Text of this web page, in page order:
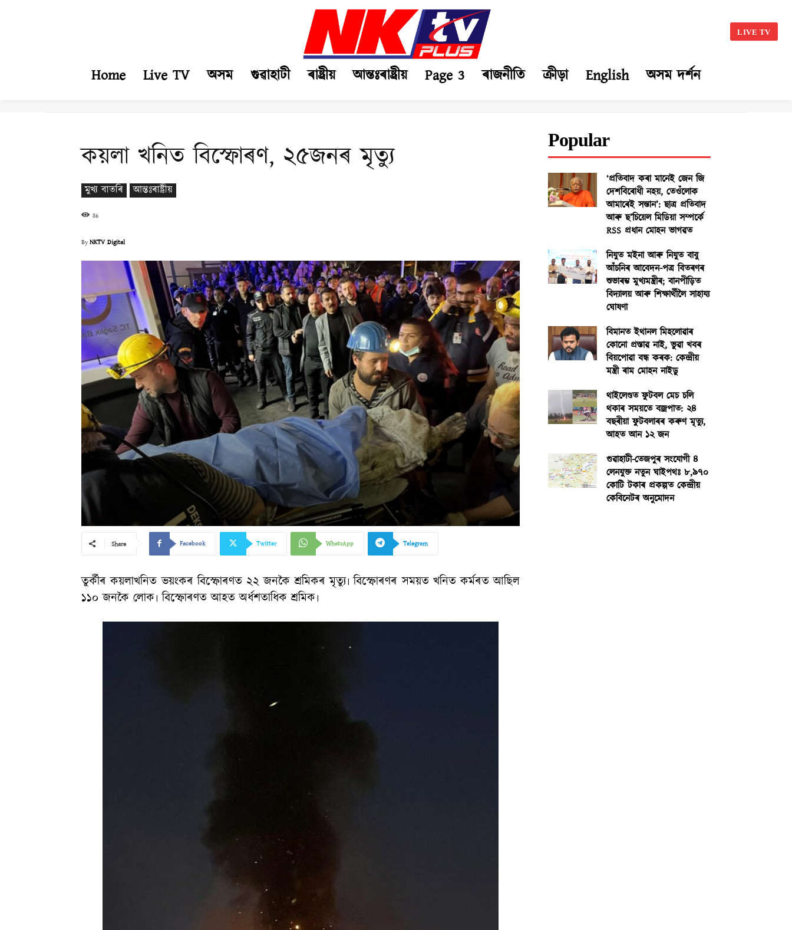
LIVE TV
Home Live TV অসম গুৱাহাটী ৰাষ্ট্ৰীয় আন্তঃৰাষ্ট্ৰীয় Page 3 ৰাজনীতি ক্ৰীড়া English অসম দৰ্শন
কয়লা খনিত বিস্ফোৰণ, ২৫জনৰ মৃত্যু
মুখ্য বাতৰি আন্তঃৰাষ্ট্ৰীয়
86
ByNKTV Digital
Share Facebook Twitter WhatsApp Telegram
তুৰ্কীৰ কয়লাখনিত ভয়ংকৰ বিস্ফোৰণত ২২ জনকৈ শ্ৰমিকৰ মৃত্যু৷ বিস্ফোৰণৰ সময়ত খনিত কৰ্মৰত আছিল
১১০ জনকৈ লোক৷ বিস্ফোৰণত আহত অৰ্ধশতাধিক শ্ৰমিক৷
Popular
‘প্ৰতিবাদ কৰা মানেই জেন জি
দেশবিৰোধী নহয়, তেওঁলোক
আমাৰেই সন্তান’: ছাত্ৰ প্ৰতিবাদ
আৰু ছ’চিয়েল মিডিয়া সম্পৰ্কে
RSS প্ৰধান মোহন ভাগৱত
নিযুত মইনা আৰু নিযুত বাবু
আঁচনিৰ আবেদন-পত্ৰ বিতৰণৰ
শুভাৰম্ভ মুখ্যমন্ত্ৰীৰ; বানপীড়িত
বিদ্যালয় আৰু শিক্ষাৰ্থীলৈ সাহায্য
ঘোষণা
বিমানত ইথানল মিহলোৱাৰ
কোনো প্ৰস্তাৱ নাই, ভুৱা খবৰ
বিয়পোৱা বন্ধ কৰক: কেন্দ্ৰীয়
মন্ত্ৰী ৰাম মোহন নাইডু
থাইলেণ্ডত ফুটবল মেচ চলি
থকাৰ সময়তে বজ্ৰপাত: ২৪
বছৰীয়া ফুটবলাৰৰ কৰুণ মৃত্যু,
আহত আন ১২ জন
গুৱাহাটী-তেজপুৰ সংযোগী ৪
লেনযুক্ত নতুন ঘাইপথঃ ৮,৯৭০
কোটি টকাৰ প্ৰকল্পত কেন্দ্ৰীয়
কেবিনেটৰ অনুমোদন